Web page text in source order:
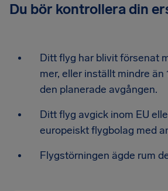
Du bör kontrollera din
Ditt flyg har blivit försenat
mer, eller inställt mindre än
den planerade avgången.
Ditt flyg avgick inom EU
europeiskt flygbolag med
Flygstörningen ägde rum